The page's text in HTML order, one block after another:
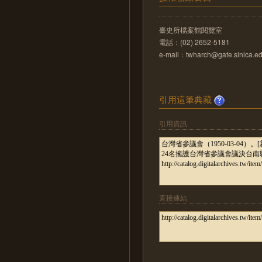
臺史所檔案館閱覽室
電話：(02) 2652-5181
e-mail：
引用這筆典藏
引用資訊
直接連結